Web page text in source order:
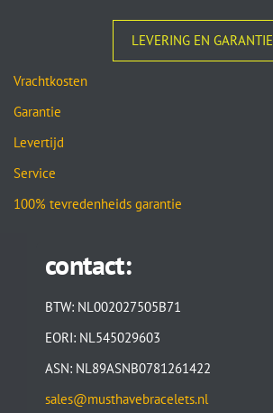
LEVERING EN GARANTIE
Vrachtkosten
Garantie
Levertijd
Service
100% tevredenheids garantie
contact:
BTW: NL002027505B71
EORI: NL545029603
ASN: NL89ASNB0781261422
sales@musthavebracelets.nl